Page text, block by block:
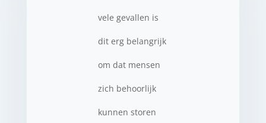
vele gevallen is
dit erg belangrijk
om dat mensen
zich behoorlijk
kunnen storen